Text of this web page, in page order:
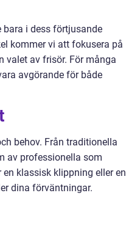
i dess förtjusande
kommer vi att fokusera på
valet av frisör. För många
avgörande för både
behov. Från traditionella
av professionella som
klassisk klippning eller en
dina förväntningar.